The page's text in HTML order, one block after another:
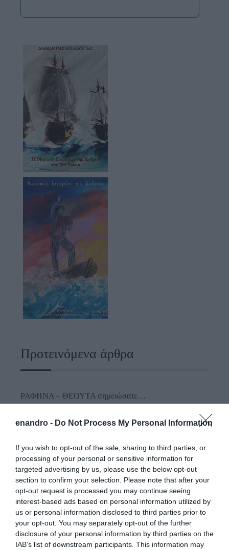
enandro - Do Not Process My Personal Information
If you wish to opt-out of the sale, sharing to third parties, or
processing of your personal or sensitive information for
targeted advertising by us, please use the below opt-out
section to confirm your selection. Please note that after your
opt-out request is processed you may continue seeing
interest-based ads based on personal information utilized by
us or personal information disclosed to third parties prior to
your opt-out. You may separately opt-out of the further
disclosure of your personal information by third parties on the
IAB’s list of downstream participants. This information may
Προτεινόμενα άρθρα
ΡΑΦΗΝΑ – ΘΕΟΥΤΑ σημειώσατε…
ΡΑΦΗΝΑ ΣΤΟ «ΤΕΛΕΥΤΑΙΟ ΜΠΑΡΚΟ» ΤΟΥ
Απαράδεκτη εμπειρία στη Ραφήνα. Φωτογραφίες από την
αναχώρηση εκείνης της ώρας…
ΑΠΟΚΛΕΙΣΤΙΚΟ: «ΕΤΣΙ ΑΝΑΚΑΛΥΨΑ ΤΟ
ΣΗΜΑΝΤΙΚΟ ΑΡΧΑΙΟ ΝΑΥΑΓΙΟ ΤΗΣ ΑΝΔΡΟΥ!…»
«ΑΥΤΗ ΤΗΝ ΑΝΔΡΟ ΘΕΛΟΥΜΕ…»